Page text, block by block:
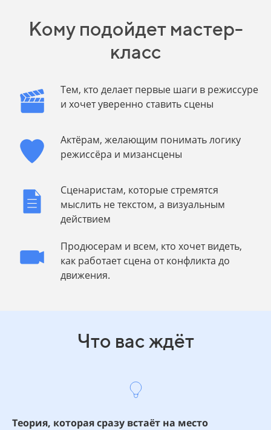
Кому подойдет мастер-
класс
Тем, кто делает первые шаги в режиссуре
и хочет уверенно ставить сцены
Актёрам, желающим понимать логику
режиссёра и мизансцены
Сценаристам, которые стремятся
мыслить не текстом, а визуальным
действием
Продюсерам и всем, кто хочет видеть,
как работает сцена от конфликта до
движения.
Что вас ждёт
Теория, которая сразу встаёт на место